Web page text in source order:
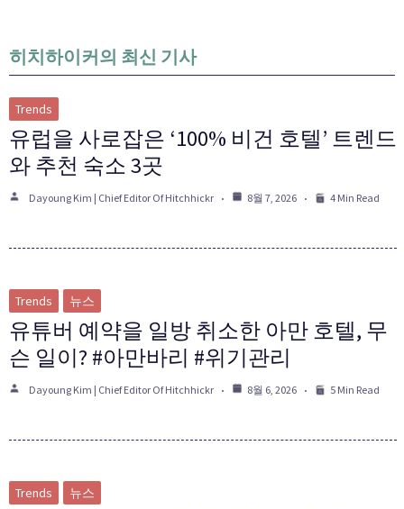
히치하이커의 최신 기사
Trends
유럽을 사로잡은 ‘100% 비건 호텔’ 트렌드
와 추천 숙소 3곳
Dayoung Kim | Chief Editor Of Hitchhickr 8월 7, 2026 4 Min Read
Trends 뉴스
유튜버 예약을 일방 취소한 아만 호텔, 무
슨 일이? #아만바리 #위기관리
Dayoung Kim | Chief Editor Of Hitchhickr 8월 6, 2026 5 Min Read
Trends 뉴스